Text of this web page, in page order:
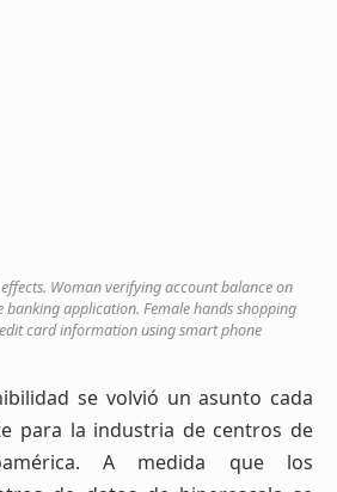
Woman verifying account balance on
application. Female hands shopping
card information using smart phone
se volvió un asunto cada
para la industria de centros de
A medida que los